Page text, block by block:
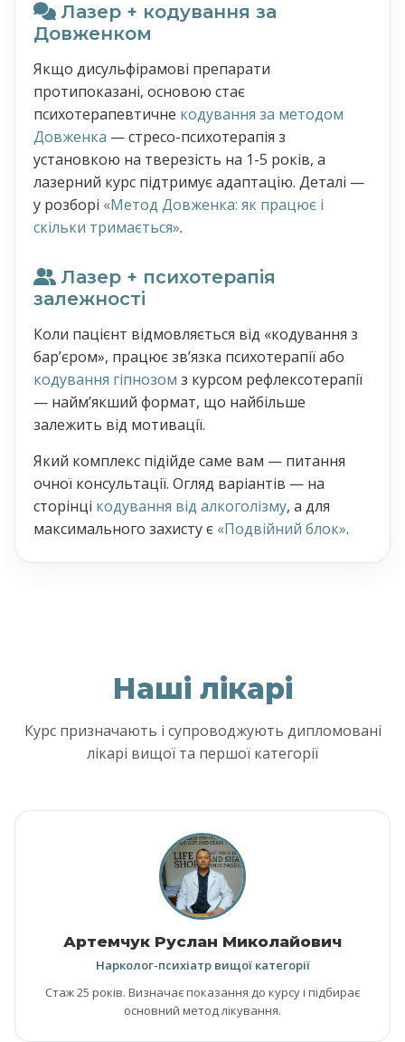
Лазер + кодування за
Довженком
Якщо дисульфірамові препарати
протипоказані, основою стає
психотерапевтичне кодування за методом
Довженка — стресо-психотерапія з
установкою на тверезість на 1-5 років, а
лазерний курс підтримує адаптацію. Деталі —
у розборі «Метод Довженка: як працює і
скільки тримається».
Лазер + психотерапія
залежності
Коли пацієнт відмовляється від «кодування з
барʼєром», працює звʼязка психотерапії або
кодування гіпнозом з курсом рефлексотерапії
— наймʼякший формат, що найбільше
залежить від мотивації.
Який комплекс підійде саме вам — питання
очної консультації. Огляд варіантів — на
сторінці кодування від алкоголізму, а для
максимального захисту є «Подвійний блок».
Наші лікарі
Курс призначають і супроводжують дипломовані
лікарі вищої та першої категорії
Артемчук Руслан Миколайович
Нарколог-психіатр вищої категорії
Стаж 25 років. Визначає показання до курсу і підбирає
основний метод лікування.